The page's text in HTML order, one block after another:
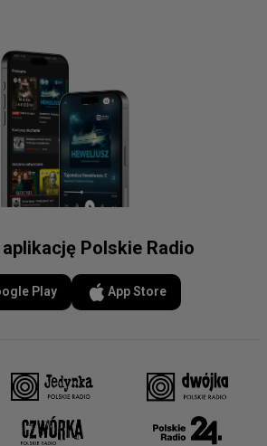
Polskie Radio
Play App Store